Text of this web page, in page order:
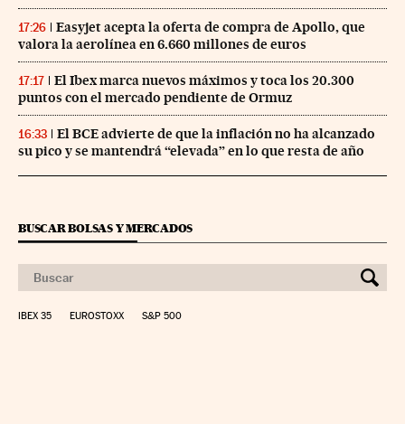
17:26
Easyjet acepta la oferta de compra de Apollo, que
valora la aerolínea en 6.660 millones de euros
17:17
El Ibex marca nuevos máximos y toca los 20.300
puntos con el mercado pendiente de Ormuz
16:33
El BCE advierte de que la inflación no ha alcanzado
su pico y se mantendrá “elevada” en lo que resta de año
BUSCAR BOLSAS Y MERCADOS
IBEX 35 EUROSTOXX S&P 500